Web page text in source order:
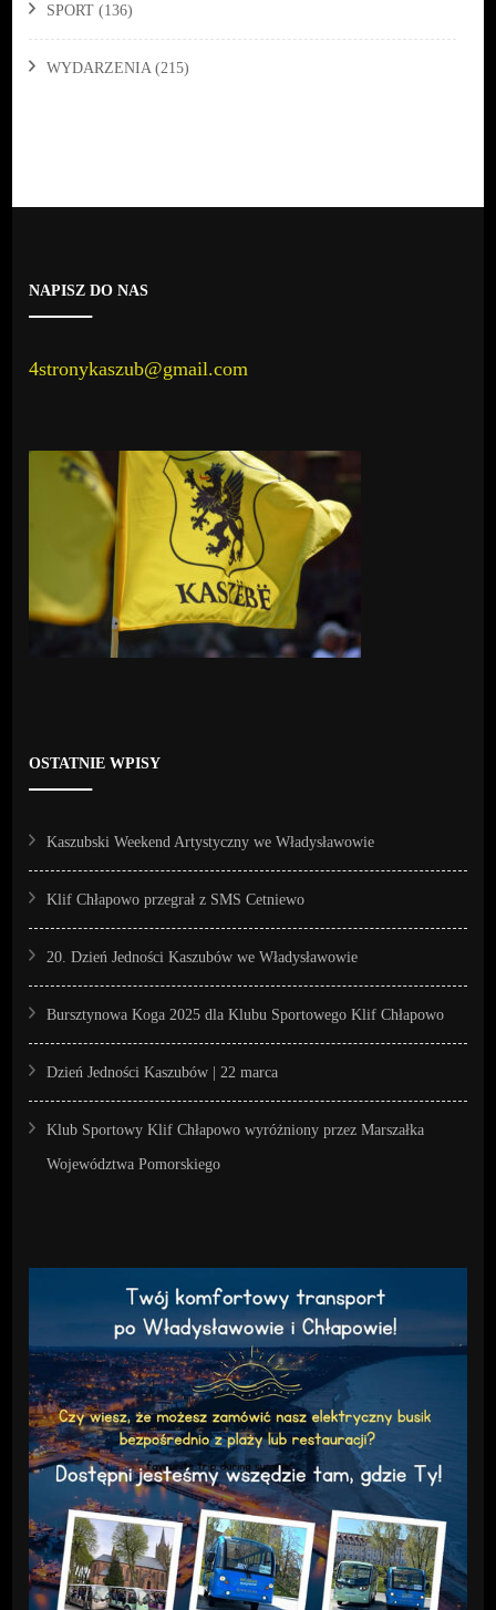
SPORT (136)
WYDARZENIA (215)
NAPISZ DO NAS
4stronykaszub@gmail.com
OSTATNIE WPISY
Kaszubski Weekend Artystyczny we Władysławowie
Klif Chłapowo przegrał z SMS Cetniewo
20. Dzień Jedności Kaszubów we Władysławowie
Bursztynowa Koga 2025 dla Klubu Sportowego Klif Chłapowo
Dzień Jedności Kaszubów | 22 marca
Klub Sportowy Klif Chłapowo wyróżniony przez Marszałka
Województwa Pomorskiego